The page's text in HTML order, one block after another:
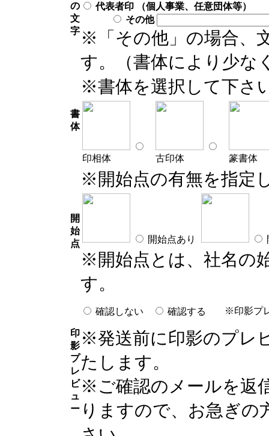
の
文
字
代表者印 （個人事業、任意団体等）
その他
※「その他」の場合、
す。（書体により少な
書
体
※書体を選択して下さ
印相体 古印体 篆書体
開
始
点
※開始点の有無を指定
開始点あり
※開始点とは、社名の
す。
印
影
プ
レ
ビ
ュ
ー
確認しない 確認する ※印影プ
※発送前に印影のプレ
たします。
※ご確認のメールを返
りますので、お急ぎの